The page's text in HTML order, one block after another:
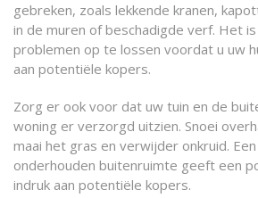
gebreken, zoals lekkende kranen,
in de muren of beschadigde verf. Het
problemen op te lossen voordat u uw
aan potentiële kopers.
Zorg er ook voor dat uw tuin en de
woning er verzorgd uitzien. Snoei
maai het gras en verwijder onkruid.
onderhouden buitenruimte geeft een
indruk aan potentiële kopers.